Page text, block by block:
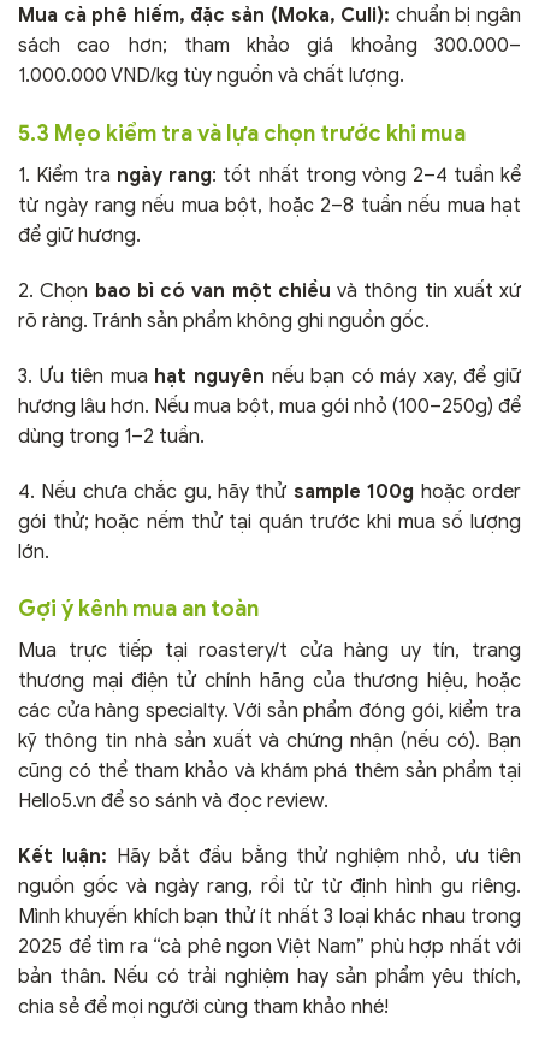
Mua cà phê hiếm, đặc sản (Moka, Culi): chuẩn bị ngân
sách cao hơn; tham khảo giá khoảng 300.000–
1.000.000 VND/kg tùy nguồn và chất lượng.
5.3 Mẹo kiểm tra và lựa chọn trước khi mua
1. Kiểm tra ngày rang: tốt nhất trong vòng 2–4 tuần kể
từ ngày rang nếu mua bột, hoặc 2–8 tuần nếu mua hạt
để giữ hương.
2. Chọn bao bì có van một chiều và thông tin xuất xứ
rõ ràng. Tránh sản phẩm không ghi nguồn gốc.
3. Ưu tiên mua hạt nguyên nếu bạn có máy xay, để giữ
hương lâu hơn. Nếu mua bột, mua gói nhỏ (100–250g) để
dùng trong 1–2 tuần.
4. Nếu chưa chắc gu, hãy thử sample 100g hoặc order
gói thử; hoặc nếm thử tại quán trước khi mua số lượng
lớn.
Gợi ý kênh mua an toàn
Mua trực tiếp tại roastery/t cửa hàng uy tín, trang
thương mại điện tử chính hãng của thương hiệu, hoặc
các cửa hàng specialty. Với sản phẩm đóng gói, kiểm tra
kỹ thông tin nhà sản xuất và chứng nhận (nếu có). Bạn
cũng có thể tham khảo và khám phá thêm sản phẩm tại
Hello5.vn để so sánh và đọc review.
Kết luận: Hãy bắt đầu bằng thử nghiệm nhỏ, ưu tiên
nguồn gốc và ngày rang, rồi từ từ định hình gu riêng.
Mình khuyến khích bạn thử ít nhất 3 loại khác nhau trong
2025 để tìm ra “cà phê ngon Việt Nam” phù hợp nhất với
bản thân. Nếu có trải nghiệm hay sản phẩm yêu thích,
chia sẻ để mọi người cùng tham khảo nhé!